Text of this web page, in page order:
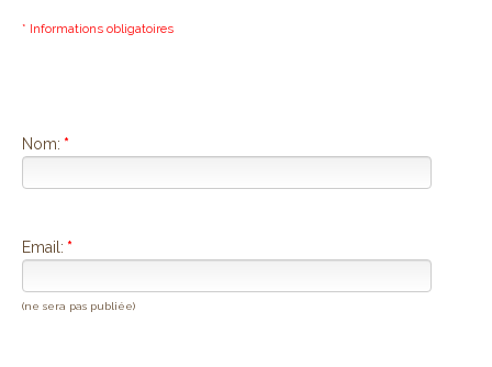
* Informations obligatoires
Nom: *
Email: *
(ne sera pas publiée)